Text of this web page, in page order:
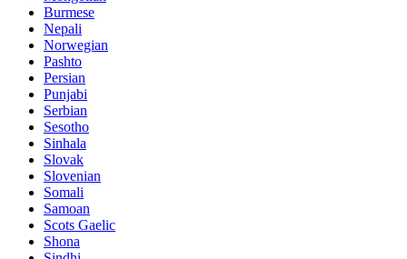
Burmese
Nepali
Norwegian
Pashto
Persian
Punjabi
Serbian
Sesotho
Sinhala
Slovak
Slovenian
Somali
Samoan
Scots Gaelic
Shona